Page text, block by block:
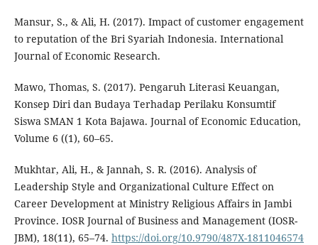
Mansur, S., & Ali, H. (2017). Impact of customer engagement
to reputation of the Bri Syariah Indonesia. International
Journal of Economic Research.
Mawo, Thomas, S. (2017). Pengaruh Literasi Keuangan,
Konsep Diri dan Budaya Terhadap Perilaku Konsumtif
Siswa SMAN 1 Kota Bajawa. Journal of Economic Education,
Volume 6 ((1), 60–65.
Mukhtar, Ali, H., & Jannah, S. R. (2016). Analysis of
Leadership Style and Organizational Culture Effect on
Career Development at Ministry Religious Affairs in Jambi
Province. IOSR Journal of Business and Management (IOSR-
JBM), 18(11), 65–74. https://doi.org/10.9790/487X-1811046574